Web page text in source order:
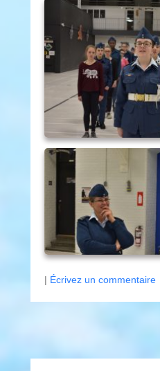
| Écrivez un commentaire